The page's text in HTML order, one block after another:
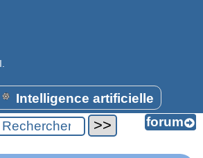
Intelligence artificielle